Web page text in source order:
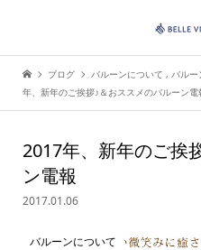
ブログ バルーンについて , バルー
年、新年のご挨拶♪＆おススメのバルーン電
2017年、新年のご挨
ン電報
2017.01.06
バルーンについて